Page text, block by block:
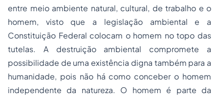
entre meio ambiente natural, cultural, de trabalho e o
homem, visto que a legislação ambiental e a
Constituição Federal colocam o homem no topo das
tutelas. A destruição ambiental compromete a
possibilidade de uma existência digna também para a
humanidade, pois não há como conceber o homem
independente da natureza. O homem é parte da